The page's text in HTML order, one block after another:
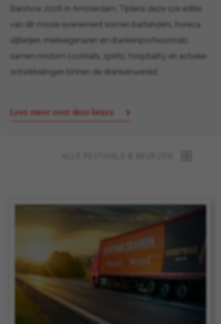
Barshow 2026 in Amsterdam. Tijdens deze 12e editie
van dit mooie evenement komen bartenders, horeca,
slijterijen, merkeigenaren en drankenprofessionals
samen rondom cocktails, spirits, hospitality en actuele
ontwikkelingen binnen de drankenwereld.
Lees meer over deze beurs